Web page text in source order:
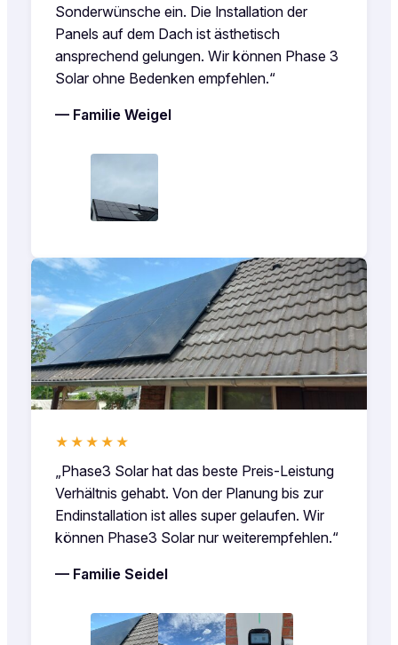
Sonderwünsche ein. Die Installation der
Panels auf dem Dach ist ästhetisch
ansprechend gelungen. Wir können Phase 3
Solar ohne Bedenken empfehlen.“
— Familie Weigel
★★★★★
„Phase3 Solar hat das beste Preis-Leistung
Verhältnis gehabt. Von der Planung bis zur
Endinstallation ist alles super gelaufen. Wir
können Phase3 Solar nur weiterempfehlen.“
— Familie Seidel